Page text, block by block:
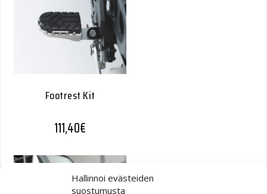
Hallinnoi evästeiden
suostumusta
Footrest Kit
111,40€